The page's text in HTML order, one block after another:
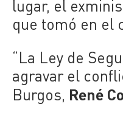
lugar, el
que tomó en el
“La Ley de
agravar el
Burgos, René